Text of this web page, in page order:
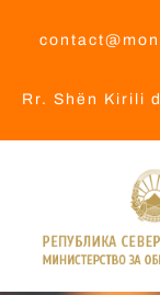
Rr. Shën Kirili